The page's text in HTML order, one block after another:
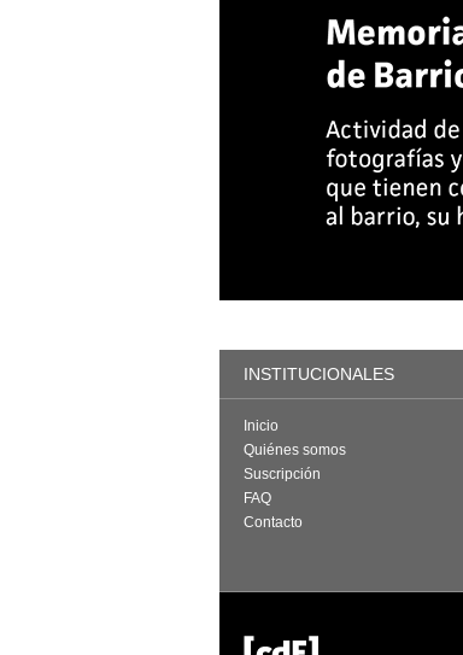
INSTITUCIONALES
Inicio
Quiénes somos
Suscripción
FAQ
Contacto